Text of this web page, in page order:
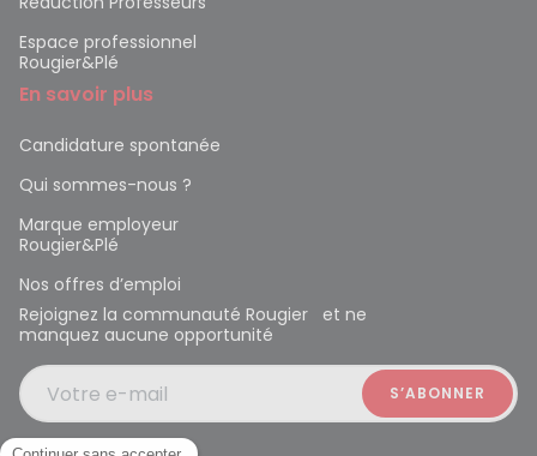
Espace professionnel
Rougier&Plé
En savoir plus
Candidature spontanée
Qui sommes-nous ?
Marque employeur
Rougier&Plé
Nos offres d’emploi
Rejoignez la communauté Rougier et ne
manquez aucune opportunité
Votre e-mail